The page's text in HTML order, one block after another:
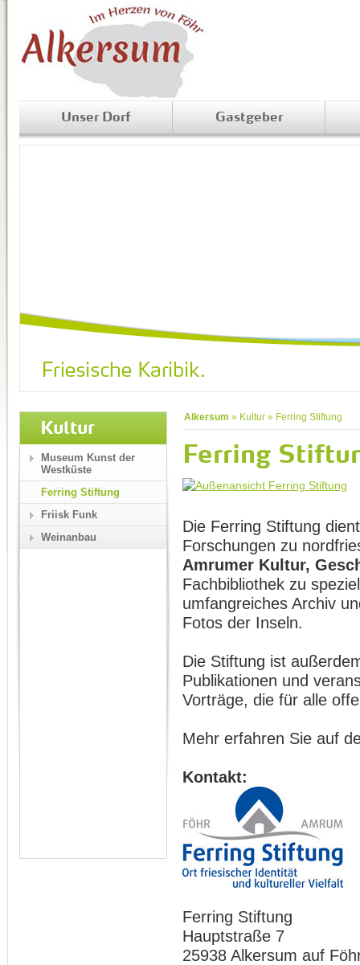
Unser Dorf Gastgeber
Alkersum » Kultur » Ferring Stiftung
Ferring
Die Ferring Stiftung
Forschungen zu
Amrumer Kultur,
Fachbibliothek zu
umfangreiches Archiv
Fotos der Inseln.
Die Stiftung ist
Publikationen und
Vorträge, die für alle
Mehr erfahren Sie auf
Kontakt:
Ferring Stiftung
Hauptstraße 7
25938 Alkersum auf
Kultur
Museum Kunst der
Westküste
Ferring Stiftung
Friisk Funk
Weinanbau